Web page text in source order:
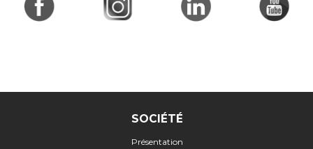
SOCIÉTÉ
Présentation